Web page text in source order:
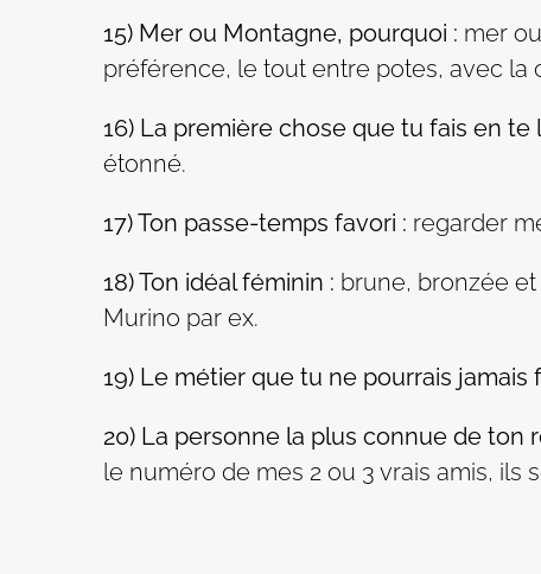
15) Mer ou Montagne, pourquoi : mer
préférence, le tout entre potes, avec la
16) La première chose que tu fais en te
étonné.
17) Ton passe-temps favori : regarder
18) Ton idéal féminin : brune, bronzée
Murino par ex.
19) Le métier que tu ne pourrais jamais
20) La personne la plus connue de ton
le numéro de mes 2 ou 3 vrais amis, ils